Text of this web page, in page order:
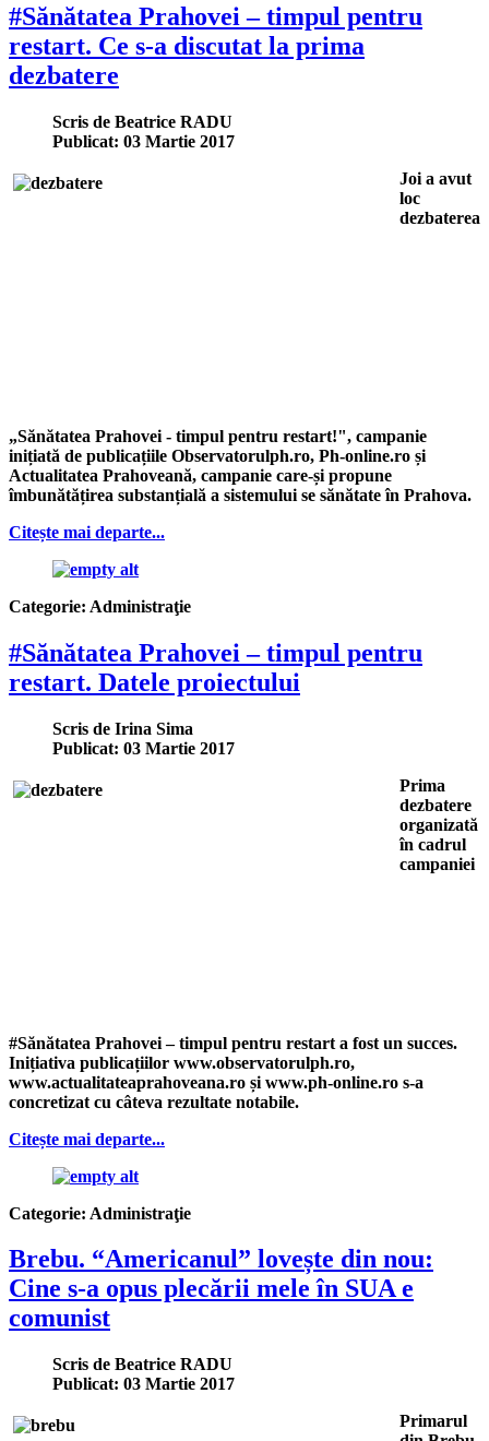
#Sănătatea Prahovei – timpul pentru
restart. Ce s-a discutat la prima
dezbatere
Scris de Beatrice RADU
Publicat: 03 Martie 2017
Joi a avut
loc
dezbaterea
„Sănătatea Prahovei - timpul pentru restart!", campanie
inițiată de publicațiile Observatorulph.ro, Ph-online.ro și
Actualitatea Prahoveană, campanie care-și propune
îmbunătățirea substanțială a sistemului se sănătate în Prahova.
Citește mai departe...
Categorie: Administraţie
#Sănătatea Prahovei – timpul pentru
restart. Datele proiectului
Scris de Irina Sima
Publicat: 03 Martie 2017
Prima
dezbatere
organizată
în cadrul
campaniei
#Sănătatea Prahovei – timpul pentru restart a fost un succes.
Inițiativa publicațiilor www.observatorulph.ro,
www.actualitateaprahoveana.ro și www.ph-online.ro s-a
concretizat cu câteva rezultate notabile.
Citește mai departe...
Categorie: Administraţie
Brebu. “Americanul” lovește din nou:
Cine s-a opus plecării mele în SUA e
comunist
Scris de Beatrice RADU
Publicat: 03 Martie 2017
Primarul